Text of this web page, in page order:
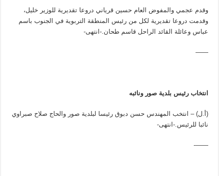
وقدم عجمي والمفوض العام حسين قرياني دروعا تقديرية للوزير خليل،
وقدمت دروعا تقديرية لكل من رئيس المنطقة التربوية في الجنوب باسم
عباس وعائلة القائد الراحل قاسم طحان.-انتهى-
——
انتخاب رئيس بلدية صور ونائبه
(أ.ل) – انتخب المهندس حسن دبوق رئيسا لبلدية صور والحاج صلاح صبراوي
نائبا للرئيس.-انتهى-
——-